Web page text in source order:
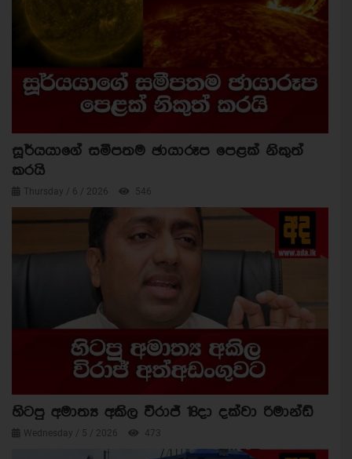
සූර්යයාගේ සමීපතම ඡායාරූප පෙළක් නිකුත්
කරයි
Thursday / 6 / 2026 546
හිටපු අමාත්‍ය අකිල විරාජ් 18දා දක්වා රිමාන්ඩ්
Wednesday / 5 / 2026 473